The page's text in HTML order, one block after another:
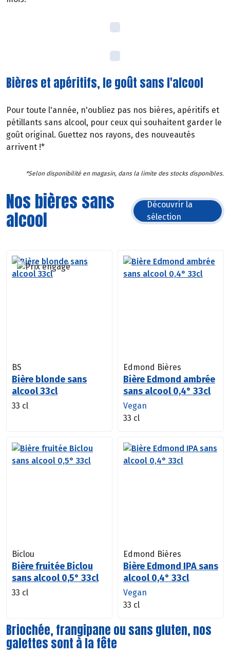
Bières et apéritifs, le goût sans l'alcool
Pour toute l'année, n'oubliez pas nos bières, apéritifs et
pétillants sans alcool, pour ceux qui souhaitent garder le
goût original. Guettez nos rayons, des nouveautés
arrivent !*
*Selon disponibilité en magasin, dans la limite des stocks disponibles.
Nos bières sans
alcool
Découvrir la
sélection
BS
Bière blonde sans
alcool 33cl
33 cl
Edmond Bières
Bière Edmond ambrée
sans alcool 0,4° 33cl
Vegan
33 cl
Biclou
Bière fruitée Biclou
sans alcool 0,5° 33cl
33 cl
Edmond Bières
Bière Edmond IPA sans
alcool 0,4° 33cl
Vegan
33 cl
Briochée, frangipane ou sans gluten, nos
galettes sont à la fête